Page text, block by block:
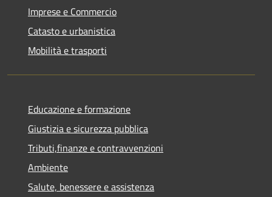
Imprese e Commercio
Catasto e urbanistica
Mobilità e trasporti
Educazione e formazione
Giustizia e sicurezza pubblica
Tributi,finanze e contravvenzioni
Ambiente
Salute, benessere e assistenza